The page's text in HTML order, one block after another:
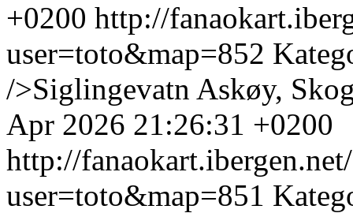
+0200 http://
user=toto&map=852
/>Siglingevatn Askøy,
Apr 2026 21:26:31 +0200
http://
user=toto&map=851